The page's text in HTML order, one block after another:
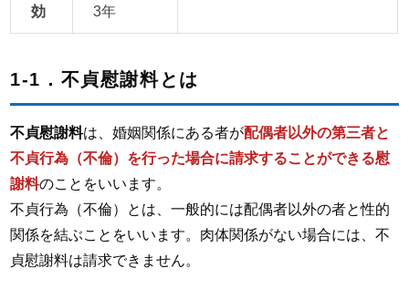
効
3年
1-1．不貞慰謝料とは
不貞慰謝料は、婚姻関係にある者が配偶者以外の第三者と
不貞行為（不倫）を行った場合に請求することができる慰
謝料のことをいいます。
不貞行為（不倫）とは、一般的には配偶者以外の者と性的
関係を結ぶことをいいます。肉体関係がない場合には、不
貞慰謝料は請求できません。